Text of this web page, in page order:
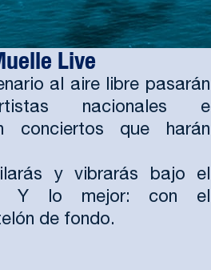
Live
al aire libre pasarán
nacionales e
conciertos que harán
y vibrarás bajo el
Y lo mejor: con el
de fondo.